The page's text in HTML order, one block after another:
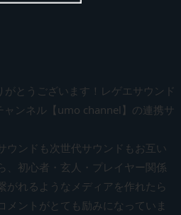
とうございます！レゲエサウンド
ャンネル【umo channel】の連携サ
ウンドも次世代サウンドもお互い
、初心者・玄人・プレイヤー関係
がれるようなメディアを作れたら
メントがとても励みになっていま